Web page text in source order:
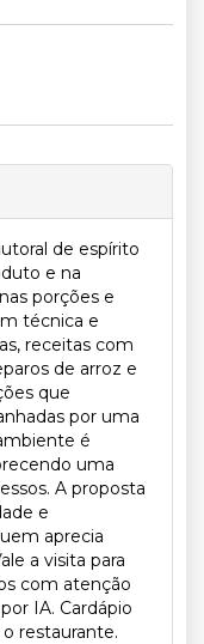
de espírito
e na
porções e
técnica e
receitas com
de arroz e
que
por uma
é
uma
A proposta
e
aprecia
a visita para
com atenção
IA. Cardápio
restaurante.